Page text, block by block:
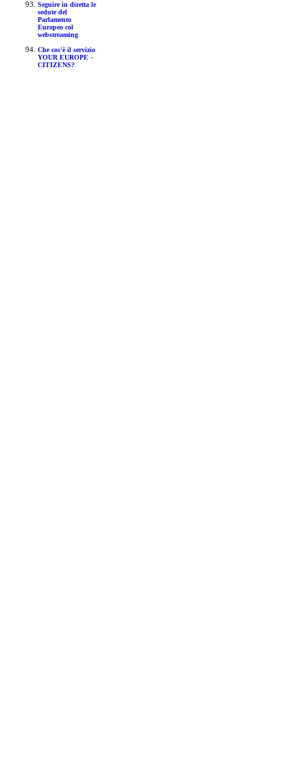
Seguire in diretta le
sedute del
Parlamento
Europeo col
webstreaming
Che cos'è il servizio
YOUR EUROPE -
CITIZENS?